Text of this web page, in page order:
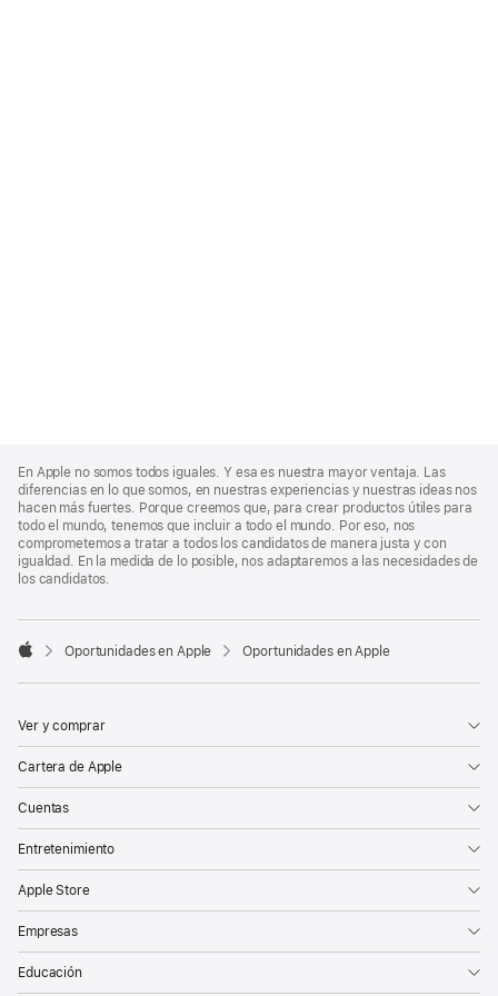
Footer
En Apple no somos todos iguales. Y esa es nuestra mayor ventaja. Las
diferencias en lo que somos, en nuestras experiencias y nuestras ideas nos
hacen más fuertes. Porque creemos que, para crear productos útiles para
todo el mundo, tenemos que incluir a todo el mundo. Por eso, nos
comprometemos a tratar a todos los candidatos de manera justa y con
igualdad. En la medida de lo posible, nos adaptaremos a las necesidades de
los candidatos.

Oportunidades en Apple Oportunidades en Apple
Ver y comprar
Cartera de Apple
Cuentas
Entretenimiento
Apple Store
Empresas
Educación